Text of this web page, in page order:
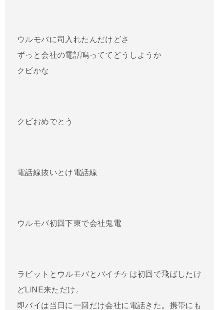
ウルモバに司入れたんだけどさ
ずっと会社の電話鳴っててどうしようか
クビかな
クビおめでとう
電話線抜いとけ電話線
ウルモバ初回下東で会社鬼電
ラビットとウルモバとバイチケは初回で飛ばしたけ
どLINE来ただけ。
即バイは当日に一回だけ会社に電話きた。携帯にも